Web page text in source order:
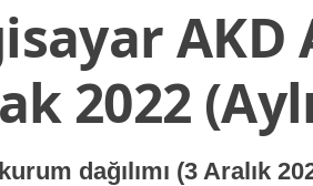
AKD
2022
dağılımı (3 Aralık